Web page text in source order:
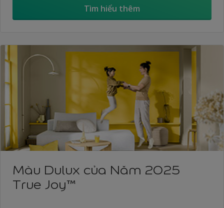
Tìm hiểu thêm
Màu Dulux của Năm 2025
True Joy™